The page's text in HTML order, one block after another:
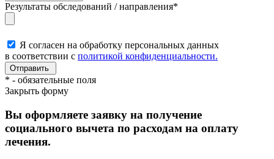
Результаты обследований / направления*
Я согласен на обработку персональных данных
в соответствии с политикой конфиденциальности.
* - обязательные поля
Закрыть форму
Вы оформляете заявку на получение
социального вычета по расходам на оплату
лечения.